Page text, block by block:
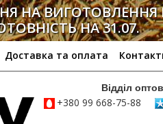
НА ВИГОТОВЛЕННЯ
НА 31.07.
Доставка та оплата
Відділ
+380 99 668-75-88